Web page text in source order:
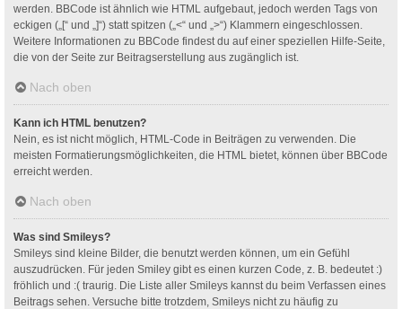
werden. BBCode ist ähnlich wie HTML aufgebaut, jedoch werden Tags von
eckigen („[“ und „]“) statt spitzen („<“ und „>“) Klammern eingeschlossen.
Weitere Informationen zu BBCode findest du auf einer speziellen Hilfe-Seite,
die von der Seite zur Beitragserstellung aus zugänglich ist.
Nach oben
Kann ich HTML benutzen?
Nein, es ist nicht möglich, HTML-Code in Beiträgen zu verwenden. Die
meisten Formatierungsmöglichkeiten, die HTML bietet, können über BBCode
erreicht werden.
Nach oben
Was sind Smileys?
Smileys sind kleine Bilder, die benutzt werden können, um ein Gefühl
auszudrücken. Für jeden Smiley gibt es einen kurzen Code, z. B. bedeutet :)
fröhlich und :( traurig. Die Liste aller Smileys kannst du beim Verfassen eines
Beitrags sehen. Versuche bitte trotzdem, Smileys nicht zu häufig zu